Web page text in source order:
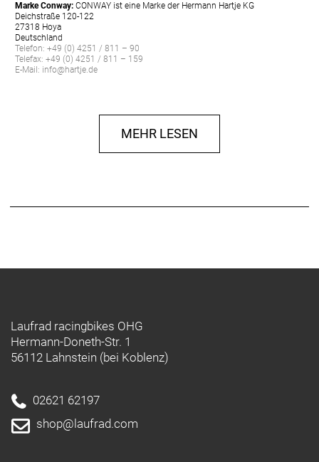
Marke Conway: CONWAY ist eine Marke der Hermann Hartje KG
Deichstraße 120-122
27318 Hoya
Deutschland
Telefon: +49 (0) 4251 / 811 – 90
Telefax: +49 (0) 4251 / 811 – 159
E-Mail: info@hartje.de
MEHR LESEN
Laufrad racingbikes OHG
Hermann-Doneth-Str. 1
56112 Lahnstein (bei Koblenz)
02621 62197
shop@laufrad.com